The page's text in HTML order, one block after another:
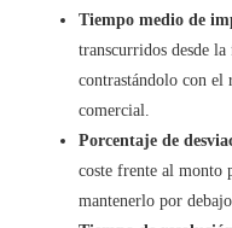
Tiempo medio de
transcurridos desde
contrastándolo con el
comercial.
Porcentaje de
coste frente al monto
mantenerlo por